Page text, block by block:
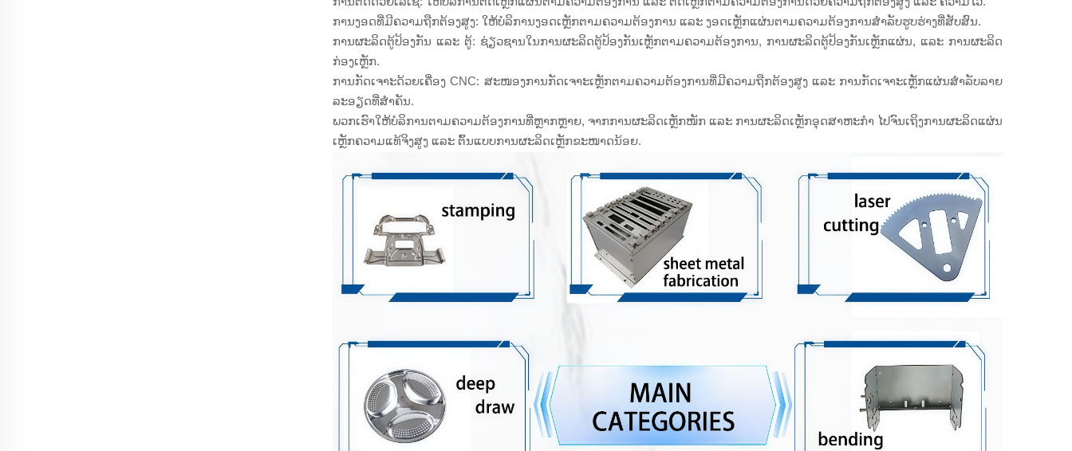
ການງອດທີ່ມີຄວາມຖືກຕ້ອງສູງ: ໃຫ້ບໍລິການງອດເຫຼັກຕາມຄວາມຕ້ອງການ ແລະ ງອດເຫຼັກແຜ່ນຕາມຄວາມຕ້ອງການສຳລັບຮູບຮ່າງທີ່ສັບສົນ.
ການຜະລິດຕູ້ປ້ອງກັນ ແລະ ຕູ້: ຊ່ຽວຊານໃນການຜະລິດຕູ້ປ້ອງກັນເຫຼັກຕາມຄວາມຕ້ອງການ, ການຜະລິດຕູ້ປ້ອງກັນເຫຼັກແຜ່ນ, ແລະ ການຜະລິດ
ກ່ອງເຫຼັກ.
ການກັດເຈາະດ້ວຍເຄື່ອງ CNC: ສະໜອງການກັດເຈາະເຫຼັກຕາມຄວາມຕ້ອງການທີ່ມີຄວາມຖືກຕ້ອງສູງ ແລະ ການກັດເຈາະເຫຼັກແຜ່ນສຳລັບລາຍ
ລະອຽດທີ່ສຳຄັນ.
ພວກເຮົາໃຫ້ບໍລິການຕາມຄວາມຕ້ອງການທີ່ຫຼາກຫຼາຍ, ຈາກການຜະລິດເຫຼັກໜັກ ແລະ ການຜະລິດເຫຼັກອຸດສາຫະກຳ ໄປຈົນເຖິງການຜະລິດແຜ່ນ
ເຫຼັກຄວາມແທ້ຈິງສູງ ແລະ ຕົ້ນແບບການຜະລິດເຫຼັກຂະໜາດນ້ອຍ.